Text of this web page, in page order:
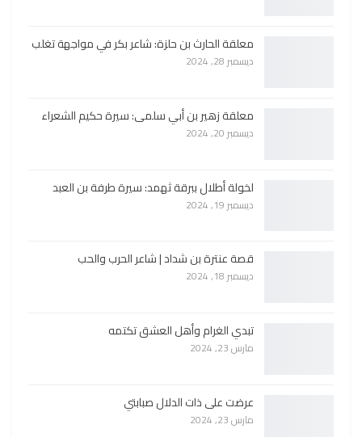
معلقة الحارث بن حلزة: شاعر بكر في مواجهة تغلب
ديسمبر 28, 2024
معلقة زهير بن أبي سلمى: سيرة حكيم الشعراء
ديسمبر 20, 2024
لخولة أطلال ببرقة ثهمد: سيرة طرفة بن العبد
ديسمبر 19, 2024
قصة عنترة بن شداد | شاعر الحرب والحب
ديسمبر 18, 2024
تبدي الغرام وأهل العشق تكتمه
مارس 23, 2024
عرضت على ذات الدلال صبابتي
مارس 23, 2024